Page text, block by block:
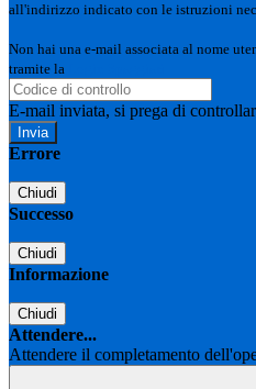
all'indirizzo indicato con le istruzioni
Non hai una e-mail associata al nome
tramite la
E-mail inviata, si prega di
Errore
Chiudi
Successo
Chiudi
Informazione
Chiudi
Attendere...
Attendere il completamento